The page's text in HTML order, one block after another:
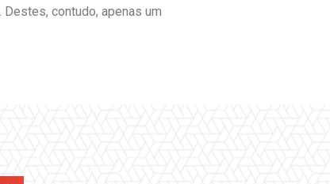
contudo, apenas um